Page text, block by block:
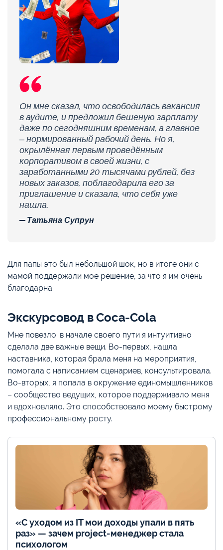
Он мне сказал, что освободилась вакансия
в аудите, и предложил бешеную зарплату
даже по сегодняшним временам, а главное
– нормированный рабочий день. Но я,
окрылённая первым проведённым
корпоративом в своей жизни, с
заработанными 20 тысячами рублей, без
новых заказов, поблагодарила его за
приглашение и сказала, что себя уже
нашла.
Татьяна Супрун
Для папы это был небольшой шок, но в итоге они с
мамой поддержали моё решение, за что я им очень
благодарна.
Экскурсовод в Coca-Cola
Мне повезло: в начале своего пути я интуитивно
сделала две важные вещи. Во-первых, нашла
наставника, которая брала меня на мероприятия,
помогала с написанием сценариев, консультировала.
Во-вторых, я попала в окружение единомышленников
– сообщество ведущих, которое поддерживало меня
и вдохновляло. Это способствовало моему быстрому
профессиональному росту.
«С уходом из IT мои доходы упали в пять
раз» — зачем project-менеджер стала
психологом